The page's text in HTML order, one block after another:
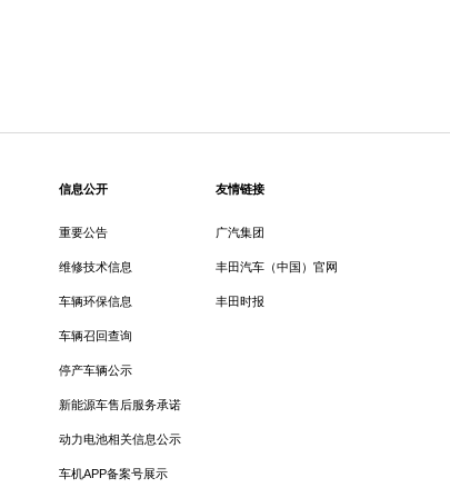
信息公开
重要公告
维修技术信息
车辆环保信息
车辆召回查询
停产车辆公示
新能源车售后服务承诺
动力电池相关信息公示
车机APP备案号展示
友情链接
广汽集团
丰田汽车（中国）官网
丰田时报